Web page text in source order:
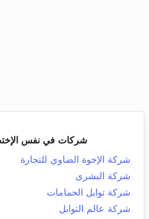
شركات في نفس
شركة الإخوة الضاوي للتجارة
شركة البشرى
شركة توابل الحمامات
شركة عالم التوابل